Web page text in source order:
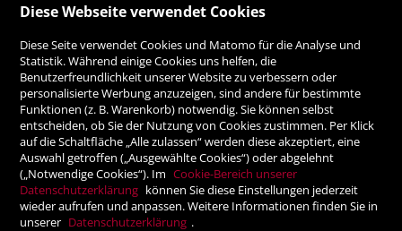
Rechnung
Vorauskasse
SICHER ONLINE SHOPPEN!
Diese Webseite verwendet Cookies
Diese Seite verwendet Cookies und Matomo für die Analyse und
Statistik. Während einige Cookies uns helfen, die
Benutzerfreundlichkeit unserer Website zu verbessern oder
personalisierte Werbung anzuzeigen, sind andere für bestimmte
Funktionen (z. B. Warenkorb) notwendig. Sie können selbst
entscheiden, ob Sie der Nutzung von Cookies zustimmen. Per Klick
auf die Schaltfläche „Alle zulassen“ werden diese akzeptiert, eine
Auswahl getroffen („Ausgewählte Cookies“) oder abgelehnt
(„Notwendige Cookies“). Im Cookie-Bereich unserer
Datenschutzerklärung können Sie diese Einstellungen jederzeit
wieder aufrufen und anpassen. Weitere Informationen finden Sie in
unserer Datenschutzerklärung .